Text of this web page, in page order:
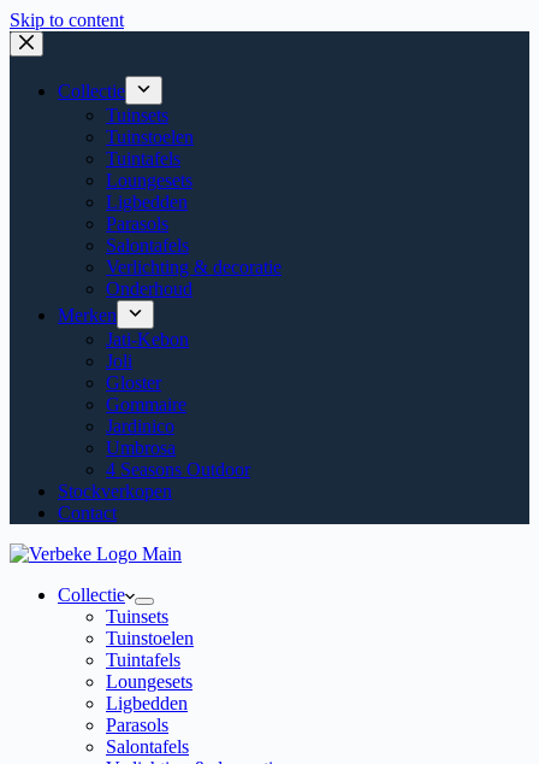
Skip to content
Collectie
Tuinsets
Tuinstoelen
Tuintafels
Loungesets
Ligbedden
Parasols
Salontafels
Verlichting & decoratie
Onderhoud
Merken
Jati-Kebon
Joli
Gloster
Gommaire
Jardinico
Umbrosa
4 Seasons Outdoor
Stockverkopen
Contact
Collectie
Tuinsets
Tuinstoelen
Tuintafels
Loungesets
Ligbedden
Parasols
Salontafels